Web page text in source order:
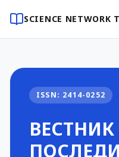
SCIENCE NETWORK
ISSN: 2414-0252
ВЕСТНИК